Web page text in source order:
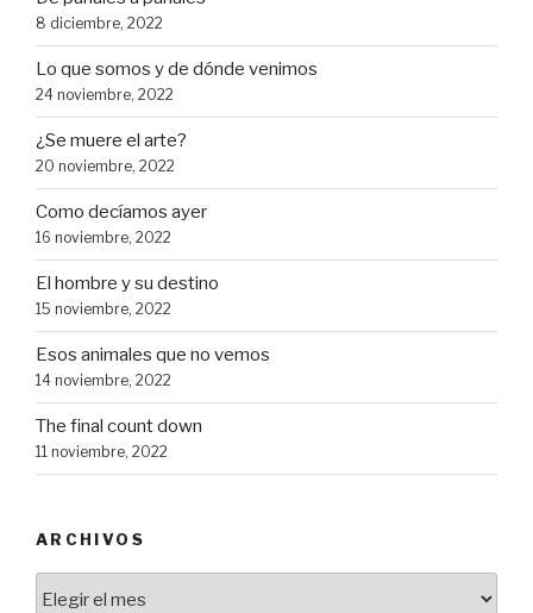
8 diciembre, 2022
Lo que somos y de dónde venimos
24 noviembre, 2022
¿Se muere el arte?
20 noviembre, 2022
Como decíamos ayer
16 noviembre, 2022
El hombre y su destino
15 noviembre, 2022
Esos animales que no vemos
14 noviembre, 2022
The final count down
11 noviembre, 2022
ARCHIVOS